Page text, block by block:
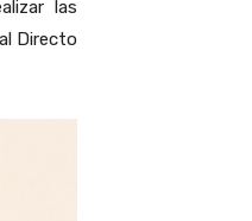
las
Directo